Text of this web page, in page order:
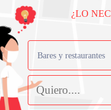
¿LO
Bares y restaurantes